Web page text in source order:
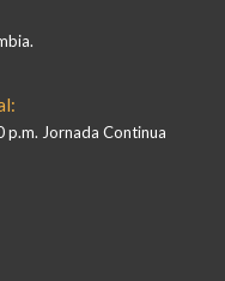
p.m. Jornada Continua